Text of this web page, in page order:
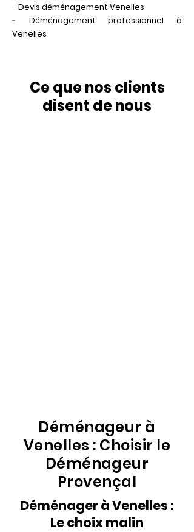
- Devis déménagement Venelles
- Déménagement professionnel à
Venelles
Ce que nos clients
disent de nous
Déménageur à
Venelles : Choisir le
Déménageur
Provençal
Déménager à Venelles :
Le choix malin